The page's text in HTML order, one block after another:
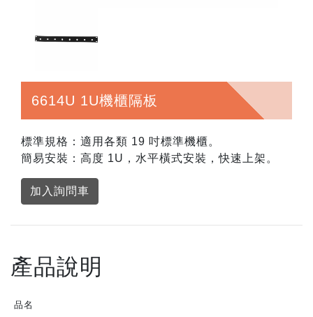
6614U 1U機櫃隔板
標準規格：適用各類 19 吋標準機櫃。
簡易安裝：高度 1U，水平橫式安裝，快速上架。
加入詢問車
產品說明
品名